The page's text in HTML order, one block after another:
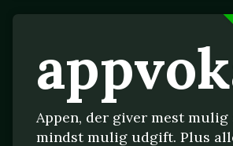
Appen, der giver mest
mindst mulig udgift. Plus